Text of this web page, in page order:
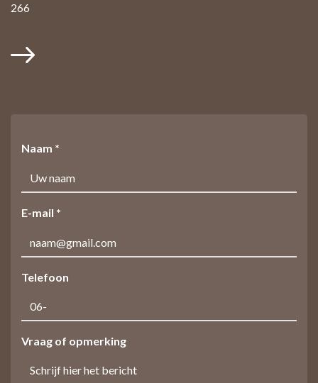
266
Naam *
E-mail *
Telefoon
Vraag of opmerking